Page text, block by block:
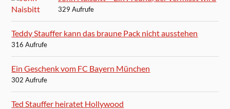
329 Aufrufe
Teddy Stauffer kann das braune Pack nicht ausstehen
316 Aufrufe
Ein Geschenk vom FC Bayern München
302 Aufrufe
Ted Stauffer heiratet Hollywood